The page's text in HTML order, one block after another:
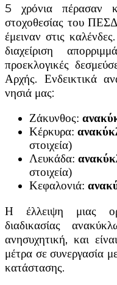
5 χρόνια πέρασαν
στοχοθεσίας του
έμειναν στις
διαχείριση
προεκλογικές
Αρχής. Ενδεικτικά
νησιά μας:
Ζάκυνθος:
Κέρκυρα:
στοιχεία)
Λευκάδα:
στοιχεία)
Κεφαλονιά:
Η έλλειψη μιας
διαδικασίας
ανησυχητική, και
μέτρα σε συνεργασία
κατάστασης.